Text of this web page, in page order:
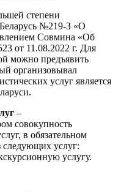
степени
№219-З «О
Совмина «Об
от 11.08.2022 г. Для
можно предъявить
организовывал
услуг является
–
совокупность
в обязательном
услуг:
услугу.